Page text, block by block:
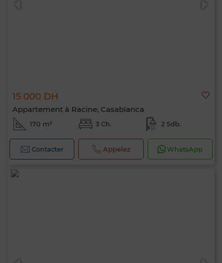
15 000 DH
Appartement à Racine, Casablanca
170 m² 3 Ch. 2 Sdb.
Contacter Appelez WhatsApp